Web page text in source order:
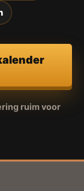
ruim voor